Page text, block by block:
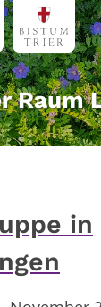
Raum
in